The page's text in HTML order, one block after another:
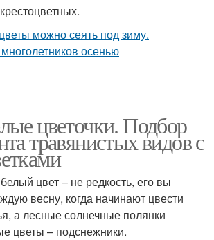
цветочки. Подбор
травянистых видов с
цвет – не редкость, его вы
весну, когда начинают цвести
а лесные солнечные полянки
цветы – подснежники.